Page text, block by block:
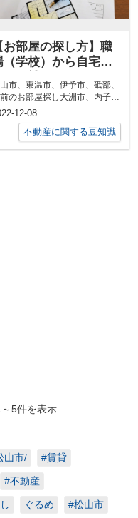
お部屋の探し方】職
（学校）から自宅ま
市、東温市、伊予市、砥部、
のお部屋探し大洲市、内子
八幡浜市、西予市のお部屋探
お部屋の探...
12-08
不動産に関する豆知識
～5件を表示
山市/ #賃貸
#不動産
ぐるめ #松山市